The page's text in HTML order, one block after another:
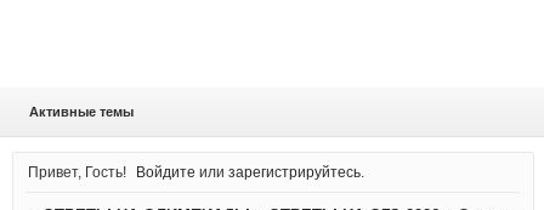
Активные темы
Привет, Гость! Войдите илизарегистрируйтесь